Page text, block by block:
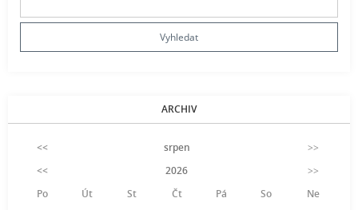
ARCHIV
<< srpen
>>
<<
2026
>>
Po
Út St Čt Pá So
Ne